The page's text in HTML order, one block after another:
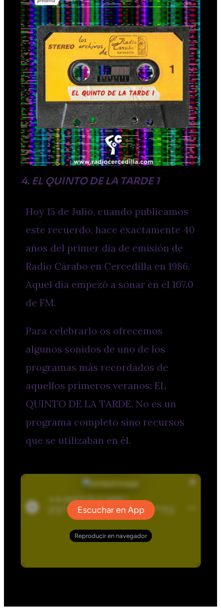
4. EL QUINTO DE LA TARDE 1
Hoy 15 de Julio, cuando publicamos
este recuerdo, hace exactamente 40
años del primer día de emisión de
Radio Cárabo en Cercedilla en 1986.
Aquel día empezó a sonar en el 107.0
de FM.
Para celebrarlo os ofrecemos
algunos sonidos de uno de los
programas más recordados de
aquellos primeros veranos: EL
QUINTO DE LA TARDE. No es un
programa completo sino recursos
que se utilizaban en él.